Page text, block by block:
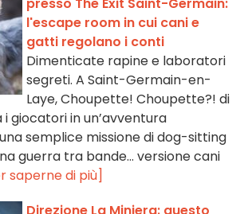
presso The Exit Saint-Germain:
l'escape room in cui cani e
gatti regolano i conti
Dimenticate rapine e laboratori
segreti. A Saint-Germain-en-
Laye, Choupette! Choupette?! di
i giocatori in un’avventura
semplice missione di dog-sitting
guerra tra bande... versione cani
saperne di più]